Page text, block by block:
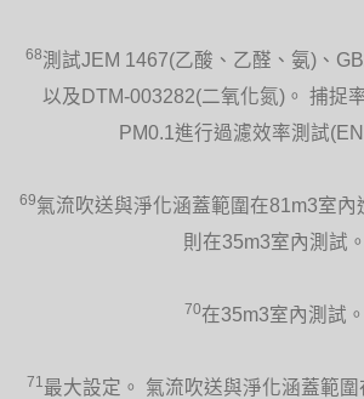
68測試JEM 1467(乙酸、乙醛、氨)、
以及DTM-003282(二氧化氮)。 捕捉
PM0.1進行過濾效率測試
69氣流吹送與淨化涵蓋範圍在81m3室內
則在35m3室內測試。
70在35m3室內測試。
71 最大設定。 氣流吹送與淨化涵蓋範圍